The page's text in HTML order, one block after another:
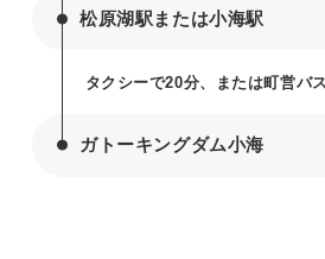
松原湖駅または小海駅
タクシーで20分、または町営バ
ガトーキングダム小海